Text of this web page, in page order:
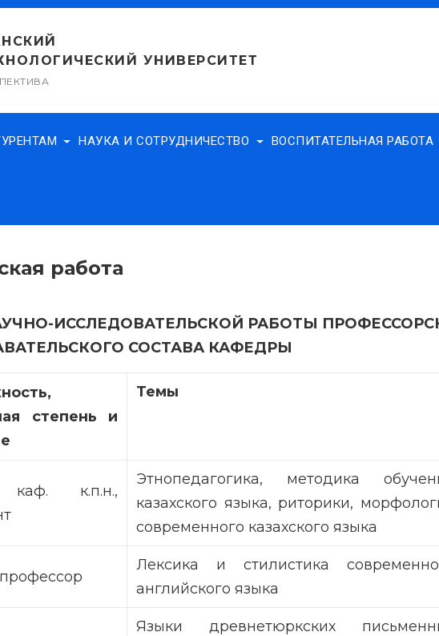
УНИВЕРСИТЕТ
НАУКА И СОТРУДНИЧЕСТВО ВОСПИТАТЕЛЬНАЯ РАБОТА
работа
ИССЛЕДОВАТЕЛЬСКОЙ РАБОТЫ
СОСТАВА КАФЕДРЫ
степень и
Темы
каф. к.п.н.,
Этнопедагогика, методика
казахского языка, риторики,
современного казахского языка
Лексика и стилистика
английского языка
Языки древнетюркских